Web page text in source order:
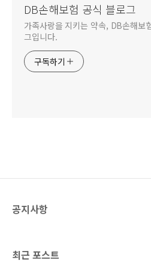
DB손해보험 공식 블로그
가족사랑을 지키는 약속, DB손해보
그입니다.
구독하기
공지사항
최근 포스트